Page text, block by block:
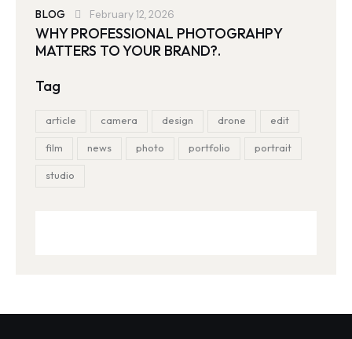
BLOG February 12, 2026
WHY PROFESSIONAL PHOTOGRAHPY
MATTERS TO YOUR BRAND?.
Tag
article camera design drone edit
film news photo portfolio portrait
studio